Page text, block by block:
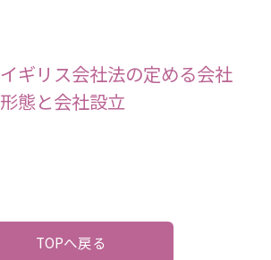
イギリス会社法の定める会社
形態と会社設立
TOPへ戻る